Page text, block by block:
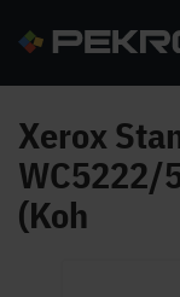
Xerox
(Koh